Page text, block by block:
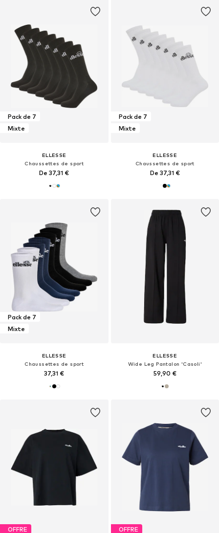
Pack de 7
Mixte
ELLESSE
Chaussettes de sport
De 37,31 €
Pack de 7
Mixte
ELLESSE
Chaussettes de sport
De 37,31 €
Pack de 7
Mixte
ELLESSE
Chaussettes de sport
37,31 €
ELLESSE
Wide Leg Pantalon 'Casoli'
59,90 €
OFFRE OFFRE